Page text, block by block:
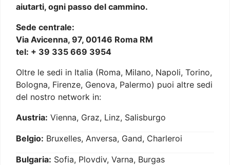
aiutarti, ogni passo del cammino.
Sede centrale:
Via Avicenna, 97, 00146 Roma RM
tel: + 39 335 669 3954
Oltre le sedi in Italia (Roma, Milano, Napoli, Torino,
Bologna, Firenze, Genova, Palermo) puoi altre sedi
del nostro network in:
Austria: Vienna, Graz, Linz, Salisburgo
Belgio: Bruxelles, Anversa, Gand, Charleroi
Bulgaria: Sofia, Plovdiv, Varna, Burgas